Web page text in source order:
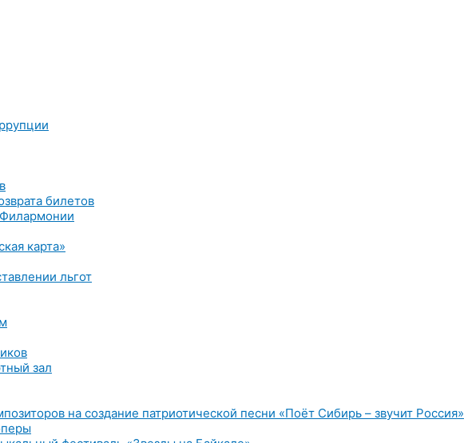
билетов
карта»
льгот
зал
на создание патриотической песни «Поёт Сибирь – звучит Россия»